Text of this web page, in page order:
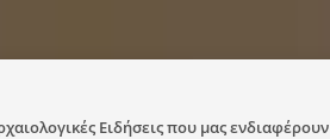
Ειδήσεις που μας ενδιαφέρουν